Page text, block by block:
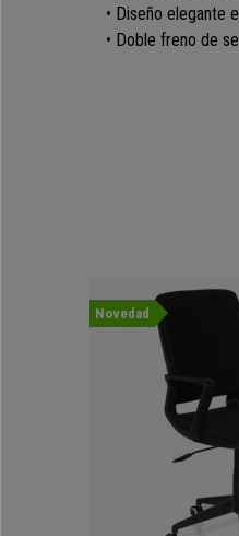
• Diseño elegante
• Doble freno de
Novedad